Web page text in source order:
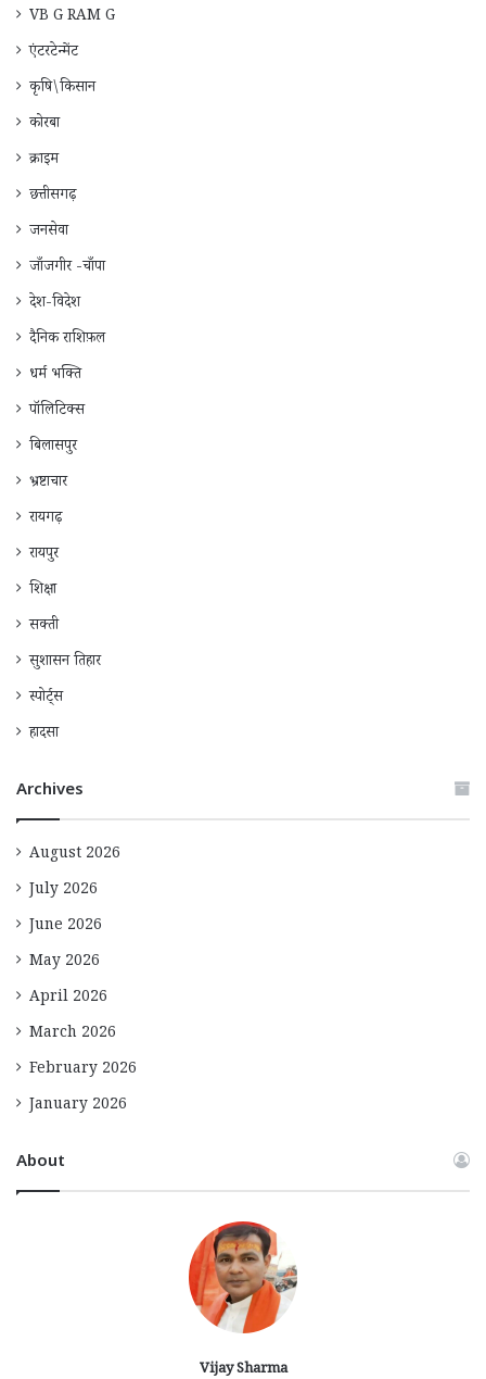
VB G RAM G
एंटरटेन्मेंट
कृषि\किसान
कोरबा
क्राइम
छत्तीसगढ़
जनसेवा
जाँजगीर -चाँपा
देश-विदेश
दैनिक राशिफ़ल
धर्म भक्ति
पॉलिटिक्स
बिलासपुर
भ्रष्टाचार
रायगढ़
रायपुर
शिक्षा
सक्ती
सुशासन तिहार
स्पोर्ट्स
हादसा
Archives
August 2026
July 2026
June 2026
May 2026
April 2026
March 2026
February 2026
January 2026
About
Vijay Sharma